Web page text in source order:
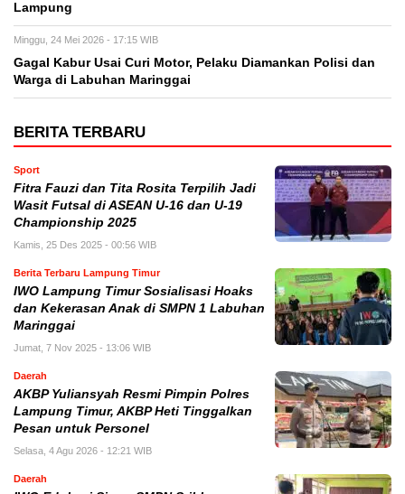
Lampung
Minggu, 24 Mei 2026 - 17:15 WIB
Gagal Kabur Usai Curi Motor, Pelaku Diamankan Polisi dan
Warga di Labuhan Maringgai
BERITA TERBARU
Sport
Fitra Fauzi dan Tita Rosita Terpilih Jadi
Wasit Futsal di ASEAN U-16 dan U-19
Championship 2025
Kamis, 25 Des 2025 - 00:56 WIB
Berita Terbaru Lampung Timur
IWO Lampung Timur Sosialisasi Hoaks
dan Kekerasan Anak di SMPN 1 Labuhan
Maringgai
Jumat, 7 Nov 2025 - 13:06 WIB
Daerah
AKBP Yuliansyah Resmi Pimpin Polres
Lampung Timur, AKBP Heti Tinggalkan
Pesan untuk Personel
Selasa, 4 Agu 2026 - 12:21 WIB
Daerah